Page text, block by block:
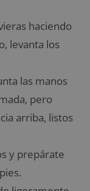
haciendo
levanta los
las manos
pero
arriba, listos
y prepárate